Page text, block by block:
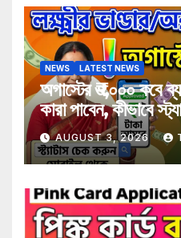
NEWS LATEST NEWS
অগাস্টের ₹৩,০০০ কবে
কারা পাবেন, কীভাবে
AUGUST 3, 2026